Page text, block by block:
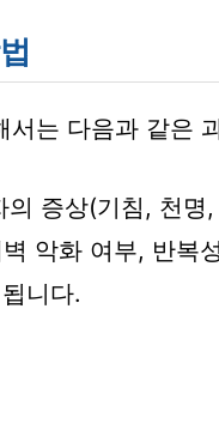
서는 다음과 같은
증상(기침, 천
악화 여부, 반복
니다.